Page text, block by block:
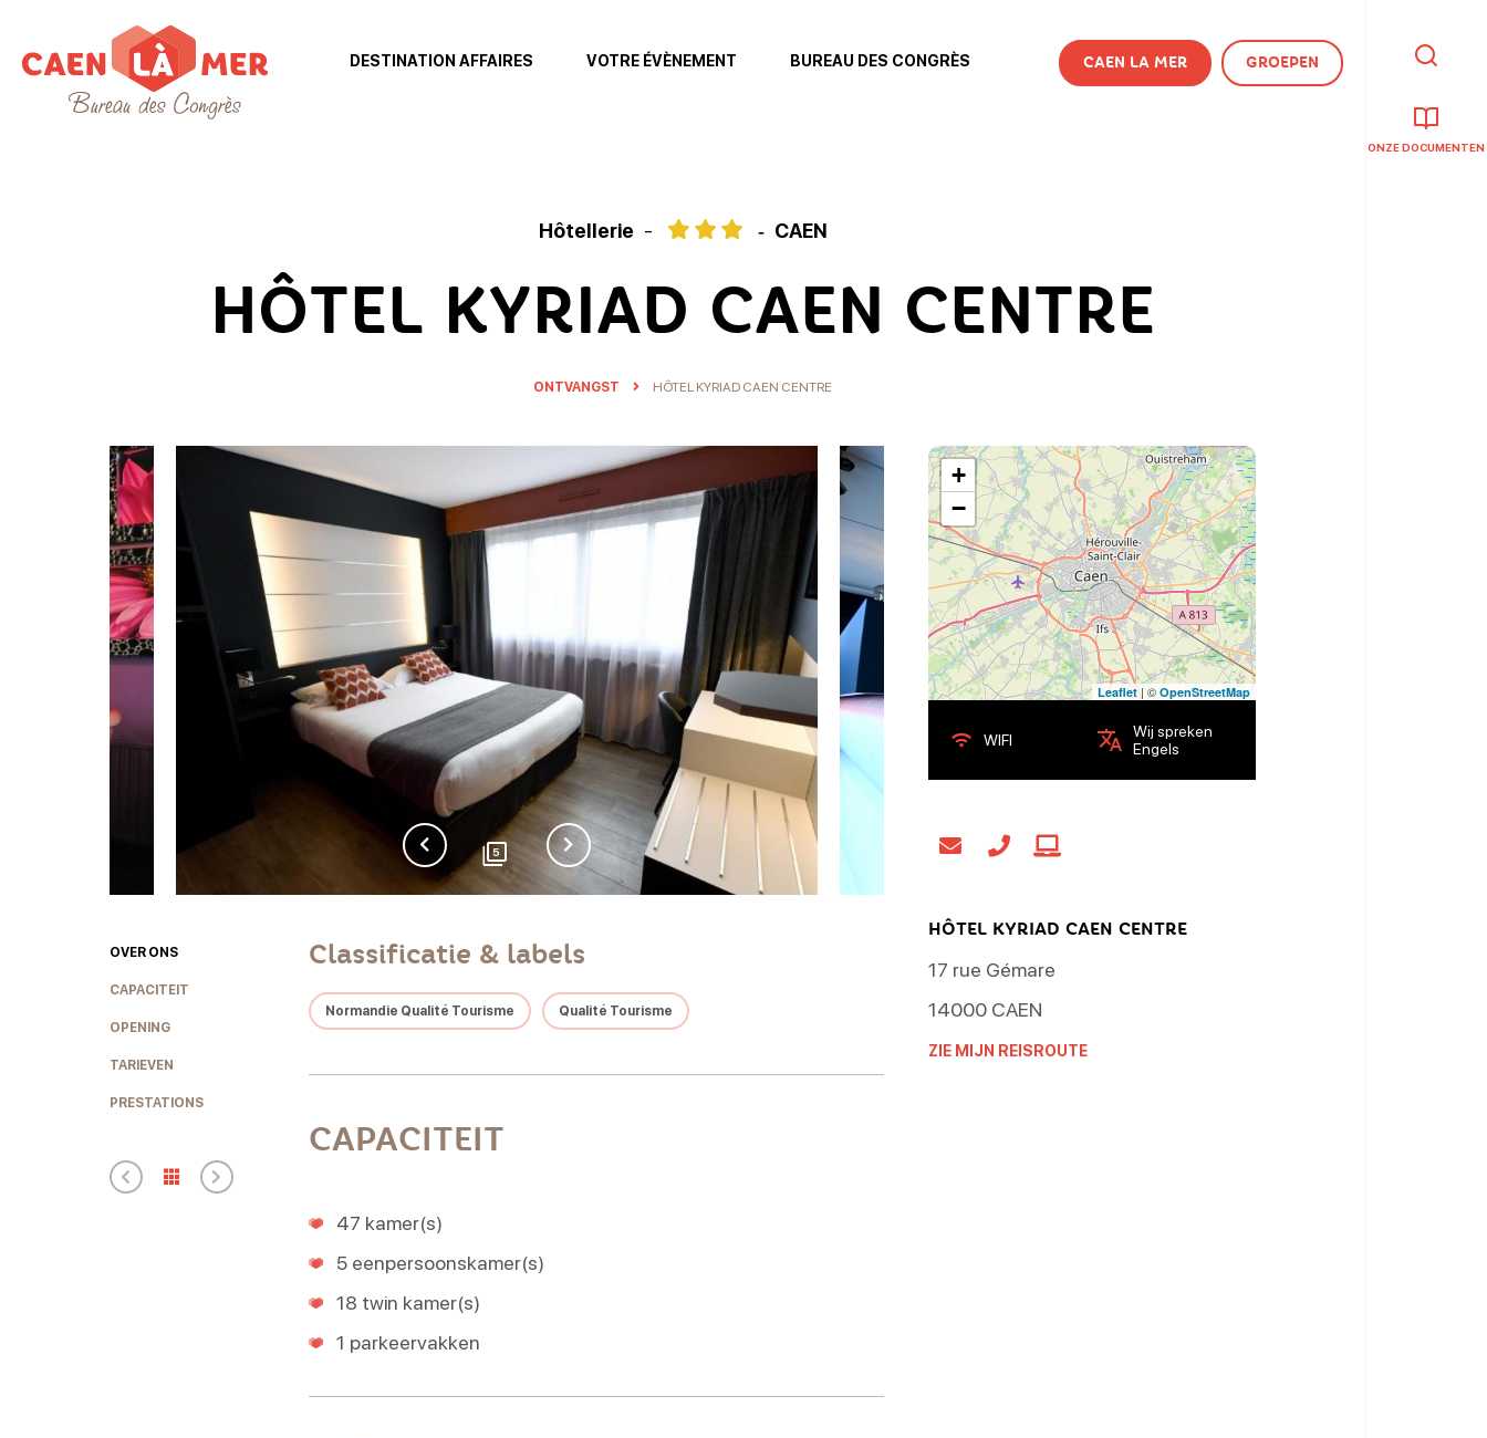
DESTINATION AFFAIRES VOTRE ÉVÈNEMENT BUREAU DES CONGRÈS CAEN LA MER GROEPEN
ONZE DOCUMENTEN
Hôtellerie CAEN
HÔTEL KYRIAD CAEN CENTRE
ONTVANGST HÔTEL KYRIAD CAEN CENTRE
5
OVER ONS
CAPACITEIT
OPENING
TARIEVEN
PRESTATIONS
Classificatie & labels
Normandie Qualité Tourisme Qualité Tourisme
CAPACITEIT
47 kamer(s)
5 eenpersoonskamer(s)
18 twin kamer(s)
1 parkeervakken
+
−
Leaflet| ©OpenStreetMap
WIFI
Wij spreken
Engels
HÔTEL KYRIAD CAEN CENTRE
17 rue Gémare
14000 CAEN
ZIE MIJN REISROUTE